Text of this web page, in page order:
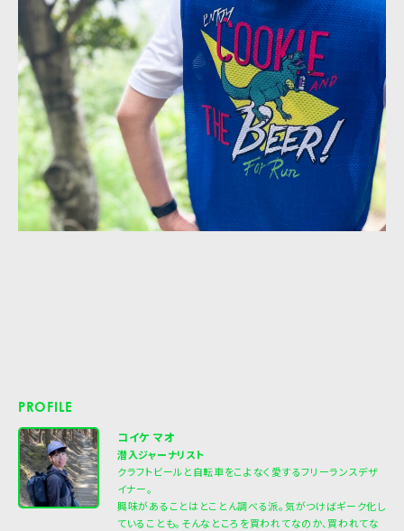
PROFILE
コイケ マオ
潜入ジャーナリスト
クラフトビールと自転車をこよなく愛するフリーランスデザ
イナー。
興味があることはとことん調べる派。気がつけばギーク化し
ていることも。そんなところを買われてなのか、買われてな